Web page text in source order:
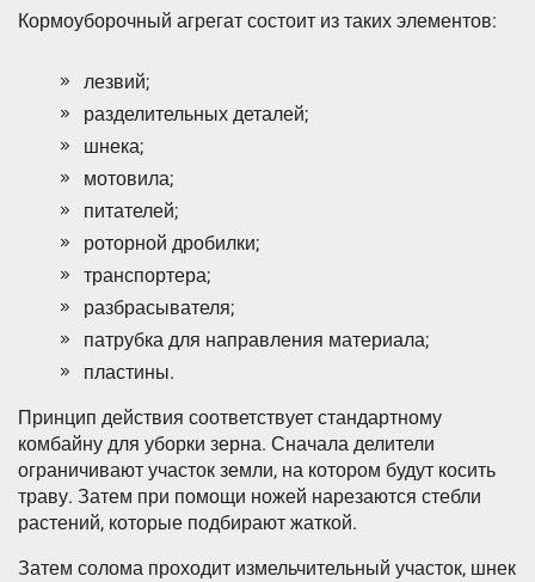
Кормоуборочный агрегат состоит из таких элементов:
лезвий;
разделительных деталей;
шнека;
мотовила;
питателей;
роторной дробилки;
транспортера;
разбрасывателя;
патрубка для направления материала;
пластины.
Принцип действия соответствует стандартному
комбайну для уборки зерна. Сначала делители
ограничивают участок земли, на котором будут косить
траву. Затем при помощи ножей нарезаются стебли
растений, которые подбирают жаткой.
Затем солома проходит измельчительный участок, шнек